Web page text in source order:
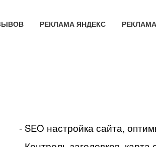
РЕКЛАМА ЯНДЕКС РЕКЛАМА
- SEO настройка сайта,